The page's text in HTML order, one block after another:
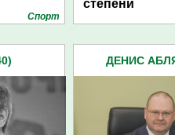
Спорт
степени
ДЕНИС